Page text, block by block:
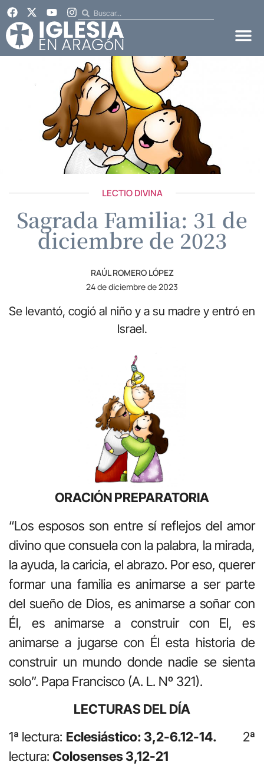
LECTIO DIVINA
Sagrada Familia: 31 de
diciembre de 2023
RAÚL ROMERO LÓPEZ
24 de diciembre de 2023
Se levantó, cogió al niño y a su madre y entró en
Israel.
ORACIÓN PREPARATORIA
“Los esposos son entre sí reflejos del amor
divino que consuela con la palabra, la mirada,
la ayuda, la caricia, el abrazo. Por eso, querer
formar una familia es animarse a ser parte
del sueño de Dios, es animarse a soñar con
Él, es animarse a construir con El, es
animarse a jugarse con Él esta historia de
construir un mundo donde nadie se sienta
solo”. Papa Francisco (A. L. Nº 321).
LECTURAS DEL DÍA
1ª lectura: Eclesiástico: 3,2-6.12-14. 2ª
lectura: Colosenses 3,12-21